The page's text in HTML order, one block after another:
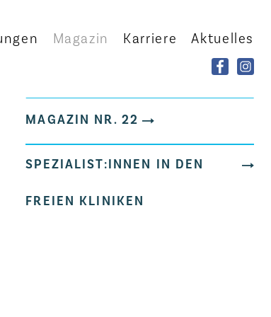
MAGAZIN NR. 22
SPEZIALIST:INNEN IN DEN
FREIEN KLINIKEN
Magazin Karriere Aktuelles